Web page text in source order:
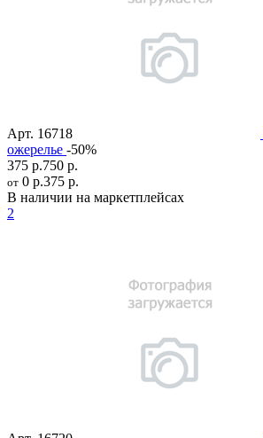
Арт. 16718
ожерелье -50%
375 р.750 р.
от 0 р.375 р.
В наличии на маркетплейсах
2